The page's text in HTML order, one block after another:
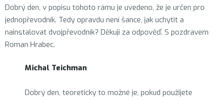
i
s
d
i
Dobrý den, v popisu tohoto rámu je uvedeno, že je určen pro
jednopřevodník. Tedy opravdu není šance, jak uchytit a
nainstalovat dvojpřevodník? Děkuji za odpověď. S pozdravem
Roman Hrabec.
Michal Teichman
Dobrý den, teoreticky to možné je, pokud použijete